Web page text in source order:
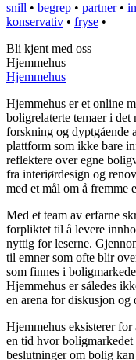
snill • begrep • partner•
konservativ • fryse •
Bli kjent med oss
Hjemmehus
Hjemmehus
Hjemmehus er et online
boligrelaterte temaer i
forskning og dyptgående
plattform som ikke bare
reflektere over egne
fra interiørdesign og
med et mål om å fremme
Med et team av erfarne
forpliktet til å levere
nyttig for leserne.
til emner som ofte blir
som finnes i
Hjemmehus er således
en arena for diskusjon og
Hjemmehus eksisterer
en tid hvor
beslutninger om bolig